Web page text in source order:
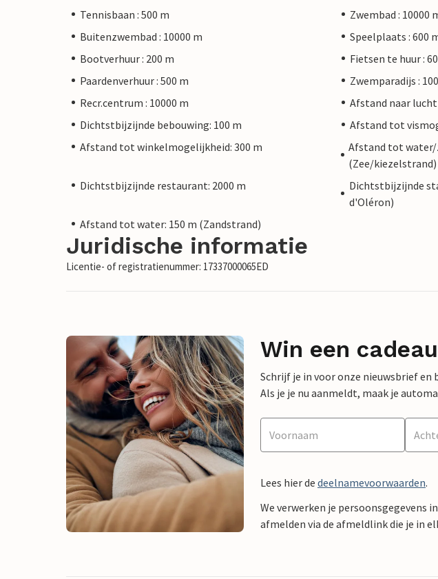
Tennisbaan : 500 m
Zwembad : 10000
Buitenzwembad : 10000 m
Speelplaats : 600
Bootverhuur : 200 m
Fietsen te huur :
Paardenverhuur : 500 m
Zwemparadijs :
Recr.centrum : 10000 m
Afstand naar
Dichtstbijzijnde bebouwing: 100 m
Afstand tot
Afstand tot winkelmogelijkheid: 300 m
Afstand tot water/
(Zee/kiezelstrand)
Dichtstbijzijnde restaurant: 2000 m
Dichtstbijzijnde
d'Oléron)
Afstand tot water: 150 m (Zandstrand)
Juridische informatie
Licentie- of registratienummer: 17337000065ED
Win een
Schrijf je in voor onze nieuwsbrief en
Als je je nu aanmeldt, maak je
Lees hier de deelnamevoorwaarden.
We verwerken je persoonsgegevens
afmelden via de afmeldlink die je in